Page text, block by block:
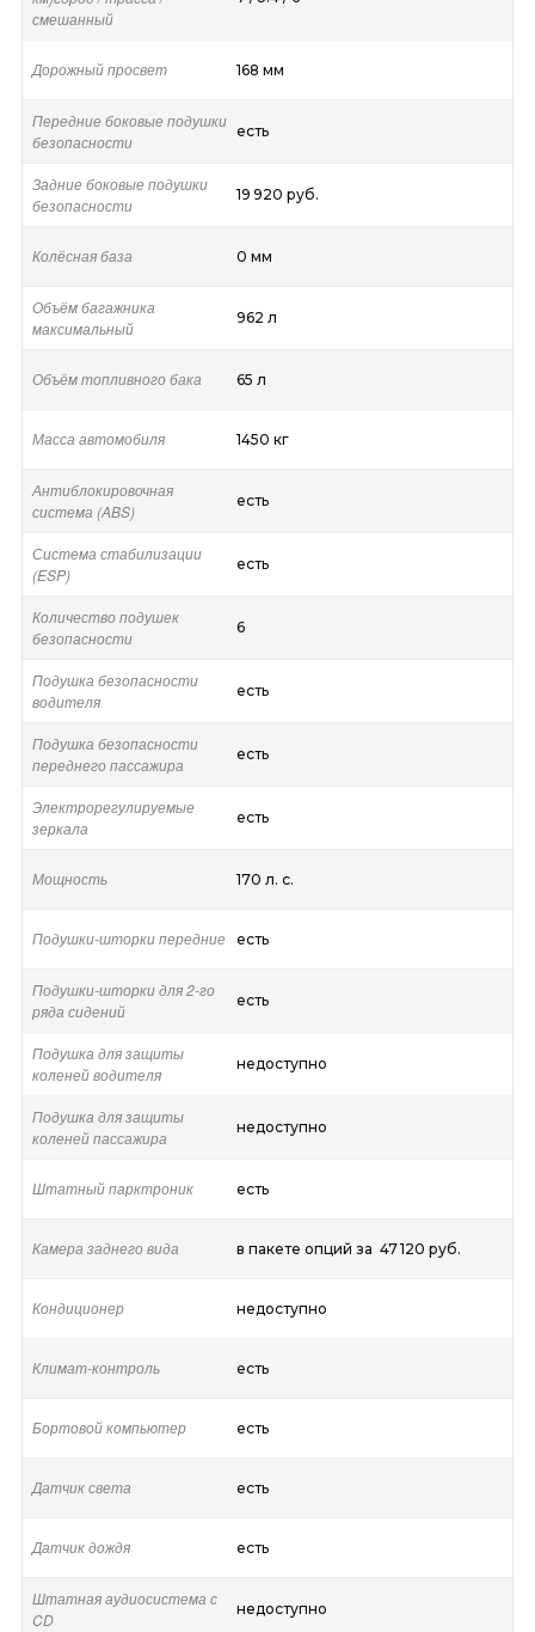
смешанный
Дорожный просвет 168 мм
Передние боковые подушки
безопасности
есть
Задние боковые подушки
безопасности
19 920 руб.
Колёсная база 0 мм
Объём багажника
максимальный
962 л
Объём топливного бака 65 л
Масса автомобиля 1450 кг
Антиблокировочная
система (ABS)
есть
Система стабилизации
(ESP)
есть
Количество подушек
безопасности
6
Подушка безопасности
водителя
есть
Подушка безопасности
переднего пассажира
есть
Электрорегулируемые
зеркала
есть
Мощность 170 л. с.
Подушки-шторки передние есть
Подушки-шторки для 2-го
ряда сидений
есть
Подушка для защиты
коленей водителя
недоступно
Подушка для защиты
коленей пассажира
недоступно
Штатный парктроник есть
Камера заднего вида в пакете опций за 47 120 руб.
Кондиционер недоступно
Климат-контроль есть
Бортовой компьютер есть
Датчик света есть
Датчик дождя есть
Штатная аудиосистема с
CD
недоступно